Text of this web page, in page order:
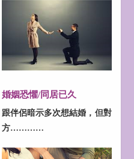
婚姻恐懼/同居已久
跟伴侶暗示多次想結婚，但對
方…………